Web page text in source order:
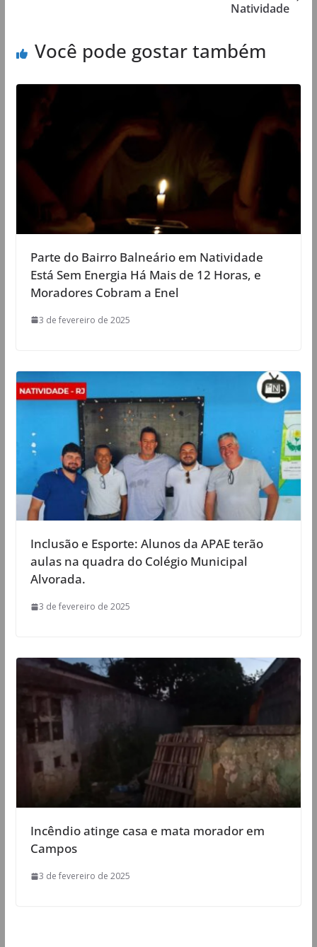
Natividade
Você pode gostar também
Parte do Bairro Balneário em Natividade
Está Sem Energia Há Mais de 12 Horas, e
Moradores Cobram a Enel
3 de fevereiro de 2025
Inclusão e Esporte: Alunos da APAE terão
aulas na quadra do Colégio Municipal
Alvorada.
3 de fevereiro de 2025
Incêndio atinge casa e mata morador em
Campos
3 de fevereiro de 2025